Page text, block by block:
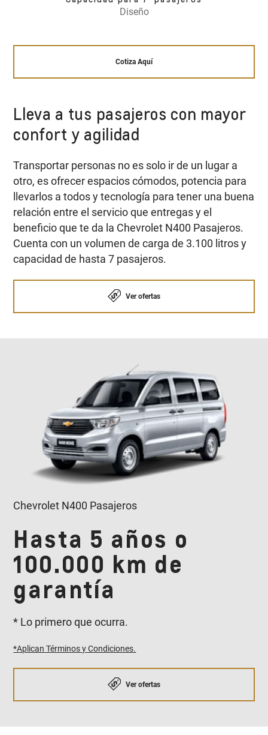
Diseño
Cotiza Aquí
Lleva a tus pasajeros con mayor
confort y agilidad
Transportar personas no es solo ir de un lugar a
otro, es ofrecer espacios cómodos, potencia para
llevarlos a todos y tecnología para tener una buena
relación entre el servicio que entregas y el
beneficio que te da la Chevrolet N400 Pasajeros.
Cuenta con un volumen de carga de 3.100 litros y
capacidad de hasta 7 pasajeros.
Ver ofertas
Chevrolet N400 Pasajeros
Hasta 5 años o
100.000 km de
garantía
* Lo primero que ocurra.
*Aplican Términos y Condiciones.
Ver ofertas